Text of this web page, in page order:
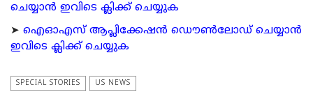
ചെയ്യാന്‍ ഇവിടെ ക്ലിക്ക് ചെയ്യുക
➤ ഐഓഎസ് ആപ്ലിക്കേഷന്‍ ഡൌണ്‍ലോഡ് ചെയ്യാന്‍
ഇവിടെ ക്ലിക്ക് ചെയ്യുക
SPECIAL STORIES US NEWS